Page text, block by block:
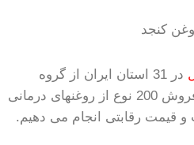
در 31 استان ایران از گروه
محصول سالم انجام دهید ما فروش 200 نوع از روغنهای درمانی
و قیمت رقابتی انجام می دهیم.